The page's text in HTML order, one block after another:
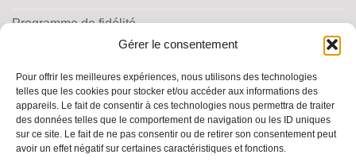
Gérer le consentement
Pour offrir les meilleures expériences, nous utilisons des technologies
telles que les cookies pour stocker et/ou accéder aux informations des
appareils. Le fait de consentir à ces technologies nous permettra de traiter
des données telles que le comportement de navigation ou les ID uniques
sur ce site. Le fait de ne pas consentir ou de retirer son consentement peut
avoir un effet négatif sur certaines caractéristiques et fonctions.
Programme de fidélité
TROUVER MA PHARMACIE